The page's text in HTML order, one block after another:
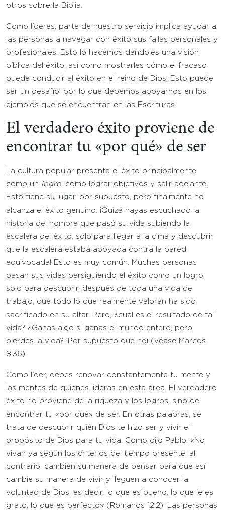
otros sobre la Biblia.
Como líderes, parte de nuestro servicio implica ayudar a
las personas a navegar con éxito sus fallas personales y
profesionales. Esto lo hacemos dándoles una visión
bíblica del éxito, así como mostrarles cómo el fracaso
puede conducir al éxito en el reino de Dios. Esto puede
ser un desafío, por lo que debemos apoyarnos en los
ejemplos que se encuentran en las Escrituras.
El verdadero éxito proviene de
encontrar tu «por qué» de ser
La cultura popular presenta el éxito principalmente
como un logro , como lograr objetivos y salir adelante.
Esto tiene su lugar, por supuesto, pero finalmente no
alcanza el éxito genuino. ¡Quizá hayas escuchado la
historia del hombre que pasó su vida subiendo la
escalera del éxito, solo para llegar a la cima y descubrir
que la escalera estaba apoyada contra la pared
equivocada! Esto es muy común. Muchas personas
pasan sus vidas persiguiendo el éxito como un logro
solo para descubrir, después de toda una vida de
trabajo, que todo lo que realmente valoran ha sido
sacrificado en su altar. Pero, ¿cuál es el resultado de tal
vida? ¿Ganas algo si ganas el mundo entero, pero
pierdes la vida? ¡Por supuesto que no¡ (véase Marcos
8:36).
Como líder, debes renovar constantemente tu mente y
las mentes de quienes lideras en esta área. El verdadero
éxito no proviene de la riqueza y los logros, sino de
encontrar tu «por qué» de ser. En otras palabras, se
trata de descubrir quién Dios te hizo ser y vivir el
propósito de Dios para tu vida. Como dijo Pablo: «No
vivan ya según los criterios del tiempo presente; al
contrario, cambien su manera de pensar para que así
cambie su manera de vivir y lleguen a conocer la
voluntad de Dios, es decir, lo que es bueno, lo que le es
grato, lo que es perfecto» (Romanos 12:2). Las personas